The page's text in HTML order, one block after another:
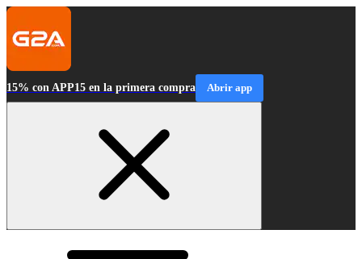
15% con APP15 en la primera compra Abrir app